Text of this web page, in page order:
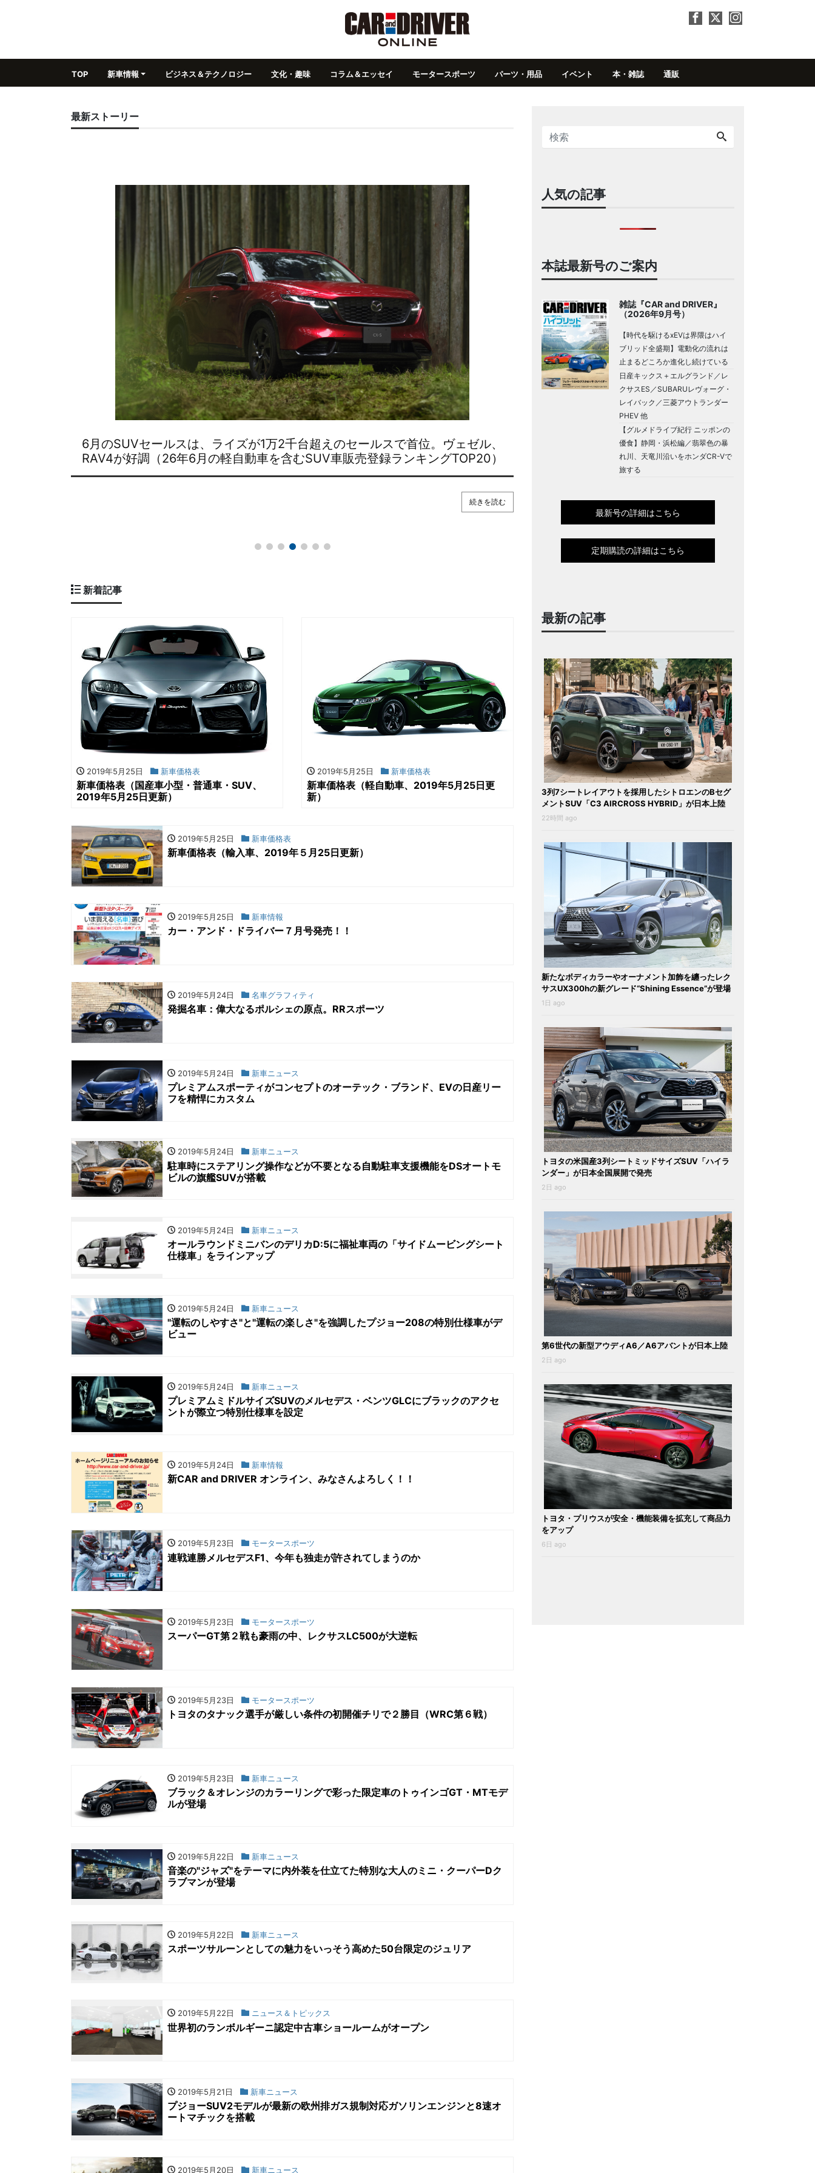
TOP 新車情報 ビジネス＆テクノロジー 文化・趣味 コラム＆エッセイ モータースポーツ パーツ・用品 イベント 本・雑誌 通販
最新ストーリー
6月のSUVセールスは、ライズが1万2千台超えのセールスで首位。ヴェゼル、
RAV4が好調（26年6月の軽自動車を含むSUV車販売登録ランキングTOP20）
続きを読む
トヨタの米国産3列シートミッドサイズSUV「ハイ
新着記事
2019年5月25日 新車価格表
新車価格表（国産車小型・普通車・SUV、
2019年5月25日更新）
2019年5月25日 新車価格表
新車価格表（軽自動車、2019年5月25日更
新）
2019年5月25日 新車価格表
新車価格表（輸入車、2019年５月25日更新）
2019年5月25日 新車情報
カー・アンド・ドライバー７月号発売！！
2019年5月24日 名車グラフィティ
発掘名車：偉大なるポルシェの原点。RRスポーツ
2019年5月24日 新車ニュース
プレミアムスポーティがコンセプトのオーテック・ブランド、EVの日産リー
フを精悍にカスタム
2019年5月24日 新車ニュース
駐車時にステアリング操作などが不要となる自動駐車支援機能をDSオートモ
ビルの旗艦SUVが搭載
2019年5月24日 新車ニュース
オールラウンドミニバンのデリカD:5に福祉車両の「サイドムービングシート
仕様車」をラインアップ
2019年5月24日 新車ニュース
"運転のしやすさ"と"運転の楽しさ"を強調したプジョー208の特別仕様車がデ
ビュー
2019年5月24日 新車ニュース
プレミアムミドルサイズSUVのメルセデス・ベンツGLCにブラックのアクセ
ントが際立つ特別仕様車を設定
2019年5月24日 新車情報
新CAR and DRIVER オンライン、みなさんよろしく！！
2019年5月23日 モータースポーツ
連戦連勝メルセデスF1、今年も独走が許されてしまうのか
2019年5月23日 モータースポーツ
スーパーGT第２戦も豪雨の中、レクサスLC500が大逆転
2019年5月23日 モータースポーツ
トヨタのタナック選手が厳しい条件の初開催チリで２勝目（WRC第６戦）
2019年5月23日 新車ニュース
ブラック＆オレンジのカラーリングで彩った限定車のトゥインゴGT・MTモデ
ルが登場
2019年5月22日 新車ニュース
音楽の"ジャズ"をテーマに内外装を仕立てた特別な大人のミニ・クーパーDク
ラブマンが登場
2019年5月22日 新車ニュース
スポーツサルーンとしての魅力をいっそう高めた50台限定のジュリア
2019年5月22日 ニュース＆トピックス
世界初のランボルギーニ認定中古車ショールームがオープン
2019年5月21日 新車ニュース
プジョーSUV2モデルが最新の欧州排ガス規制対応ガソリンエンジンと8速オ
ートマチックを搭載
2019年5月20日 新車ニュース
人気の記事
本誌最新号のご案内
雑誌『CAR and DRIVER』
（2026年9月号）
【時代を駆けるxEVは界隈はハイ
ブリッド全盛期】電動化の流れは
止まるどころか進化し続けている
日産キックス＋エルグランド／レ
クサスES／SUBARUレヴォーグ・
レイバック／三菱アウトランダー
PHEV 他
【グルメドライブ紀行 ニッポンの
優食】静岡・浜松編／翡翠色の暴
れ川、天竜川沿いをホンダCR-Vで
旅する
最新号の詳細はこちら
定期購読の詳細はこちら
最新の記事
3列7シートレイアウトを採用したシトロエンのBセグ
メントSUV「C3 AIRCROSS HYBRID」が日本上陸
22時間 ago
新たなボディカラーやオーナメント加飾を纏ったレク
サスUX300hの新グレード“Shining Essence”が登場
1日 ago
トヨタの米国産3列シートミッドサイズSUV「ハイラ
ンダー」が日本全国展開で発売
2日 ago
第6世代の新型アウディA6／A6アバントが日本上陸
2日 ago
トヨタ・プリウスが安全・機能装備を拡充して商品力
をアップ
6日 ago